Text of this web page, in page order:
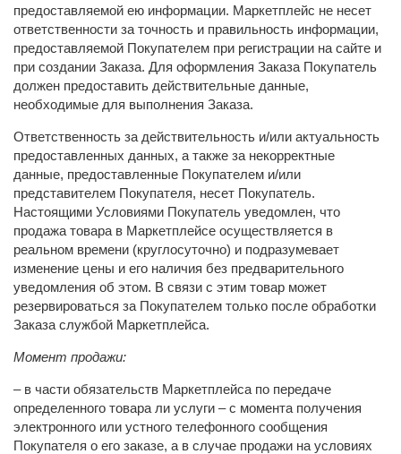
предоставляемой ею информации. Маркетплейс не несет
ответственности за точность и правильность информации,
предоставляемой Покупателем при регистрации на сайте и
при создании Заказа. Для оформления Заказа Покупатель
должен предоставить действительные данные,
необходимые для выполнения Заказа.
Ответственность за действительность и/или актуальность
предоставленных данных, а также за некорректные
данные, предоставленные Покупателем и/или
представителем Покупателя, несет Покупатель.
Настоящими Условиями Покупатель уведомлен, что
продажа товара в Маркетплейсе осуществляется в
реальном времени (круглосуточно) и подразумевает
изменение цены и его наличия без предварительного
уведомления об этом. В связи с этим товар может
резервироваться за Покупателем только после обработки
Заказа службой Маркетплейса.
Момент продажи:
– в части обязательств Маркетплейса по передаче
определенного товара ли услуги – с момента получения
электронного или устного телефонного сообщения
Покупателя о его заказе, а в случае продажи на условиях